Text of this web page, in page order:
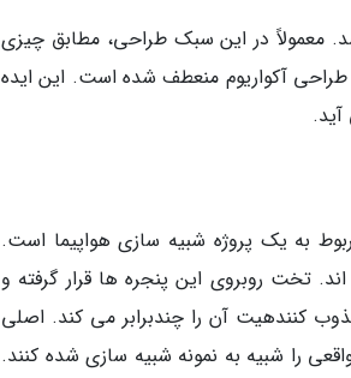
معمولاً در این سبک طراحی، مطابق چیزی
آکواریوم منعطف شده است. این ایده
به یک پروژه شبیه سازی هواپیما است.
تخت روبروی این پنجره ها قرار گرفته و
کنندهیت آن را چندبرابر می کند. اصلی
را شبیه به نمونه شبیه سازی شده کنند.